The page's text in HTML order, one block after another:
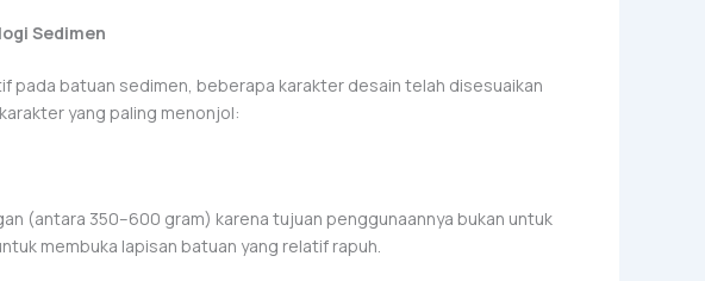
Sedimen
pada batuan sedimen, beberapa karakter desain telah disesuaikan
yang paling menonjol:
(antara 350–600 gram) karena tujuan penggunaannya bukan untuk
membuka lapisan batuan yang relatif rapuh.